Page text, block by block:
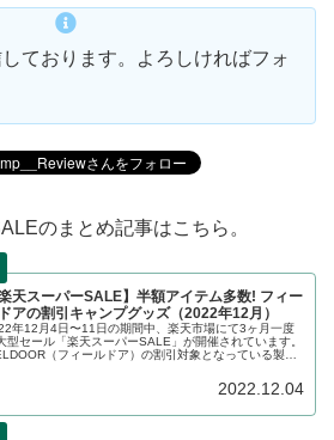
ております。よろしければフォ
のまとめ記事はこちら。
楽天スーパーSALE】半額アイテム多数! フィー
アの割引キャンプグッズ（2022年12月）
年12月4日〜11日の期間中、楽天市場にて3ヶ月一度
型セール「楽天スーパーSALE」が開催されています。
（フィールドア）の割引対象となっている製
2022.12.04